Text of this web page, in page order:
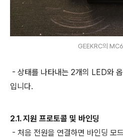
GEEKRC의
- 상태를 나타내는 2개의 LED와
입니다.
2.1. 지원 프로토콜 및 바인딩
- 처음 전원을 연결하면 바인딩 모